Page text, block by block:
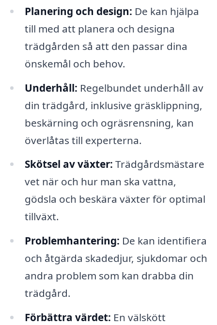
Planering och design: De kan hjälpa
till med att planera och designa
trädgården så att den passar dina
önskemål och behov.
Underhåll: Regelbundet underhåll av
din trädgård, inklusive gräsklippning,
beskärning och ogräsrensning, kan
överlåtas till experterna.
Skötsel av växter: Trädgårdsmästare
vet när och hur man ska vattna,
gödsla och beskära växter för optimal
tillväxt.
Problemhantering: De kan identifiera
och åtgärda skadedjur, sjukdomar och
andra problem som kan drabba din
trädgård.
Förbättra värdet: En välskött